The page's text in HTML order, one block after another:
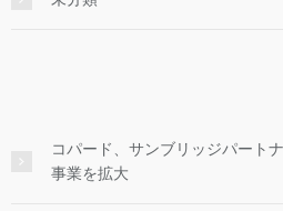
コパード、サンブリッジパート
事業を拡大